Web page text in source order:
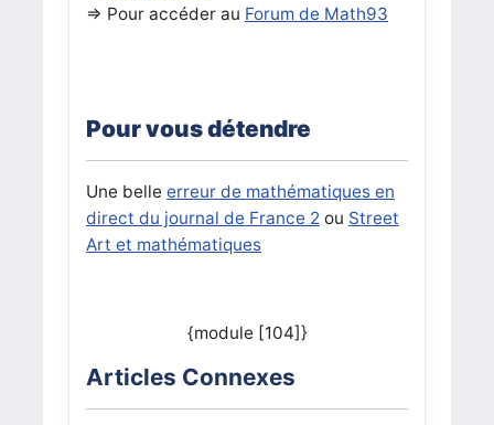
=> Pour accéder au Forum de Math93
Pour vous détendre
Une belle erreur de mathématiques en
direct du journal de France 2ou Street
Art et mathématiques
{module [104]}
Articles Connexes